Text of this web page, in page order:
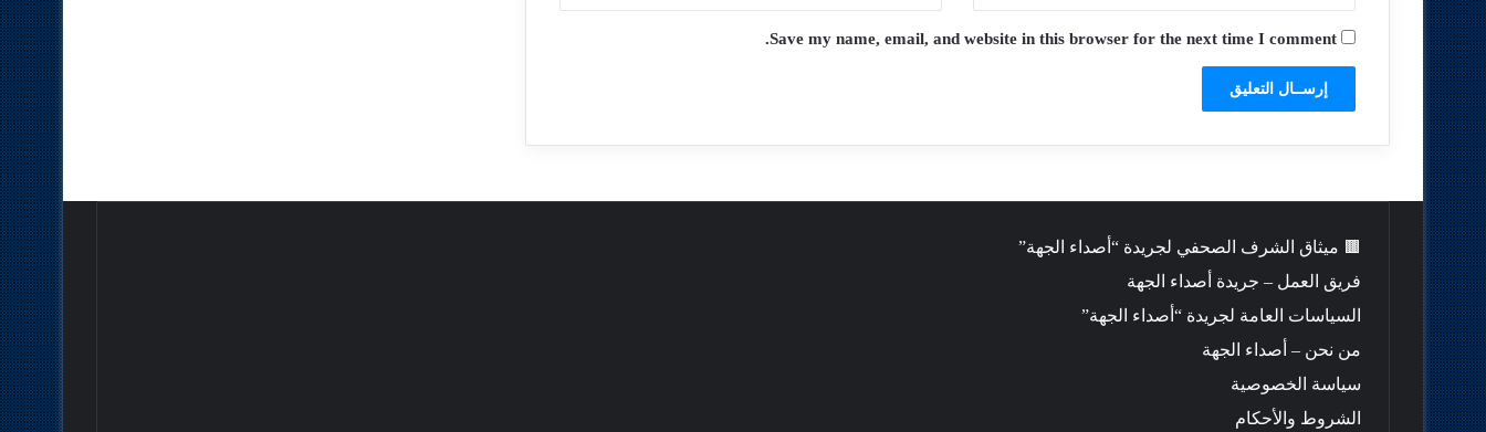
Save my name, email, and website in this browser for the next time I comment.
🟫 ميثاق الشرف الصحفي لجريدة “أصداء الجهة”
فريق العمل – جريدة أصداء الجهة
السياسات العامة لجريدة “أصداء الجهة”
من نحن – أصداء الجهة
سياسة الخصوصية
الشروط والأحكام